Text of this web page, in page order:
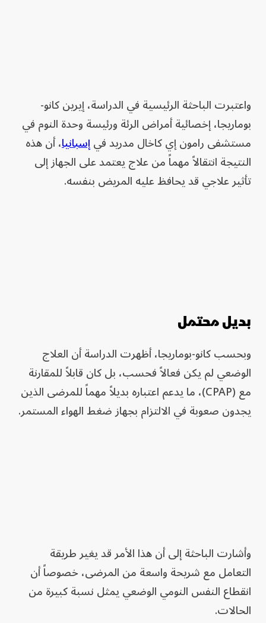
واعتبرت الباحثة الرئيسية في الدراسة، إيرين كانو-
بوماريجا، إخصائية أمراض الرئة ورئيسة وحدة النوم في
مستشفى رامون إي كاخال مدريد فيإسبانيا، أن هذه
النتيجة انتقالاً مهماً من علاج يعتمد على الجهاز إلى
تأثير علاجي قد يحافظ عليه المريض بنفسه.
بديل محتمل
وبحسب كانو-بوماريجا، أظهرت الدراسة أن العلاج
الوضعي لم يكن فعالاً فحسب، بل كان قابلاً للمقارنة
مع (CPAP)، ما يدعم اعتباره بديلاً مهماً للمرضى الذين
يجدون صعوبة في الالتزام بجهاز ضغط الهواء المستمر.
وأشارت الباحثة إلى أن هذا الأمر قد يغير طريقة
التعامل مع شريحة واسعة من المرضى، خصوصاً أن
انقطاع النفس النومي الوضعي يمثل نسبة كبيرة من
الحالات.